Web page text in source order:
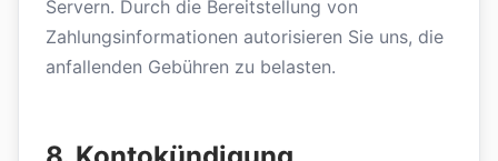
Servern. Durch die Bereitstellung von
Zahlungsinformationen autorisieren Sie uns, die
anfallenden Gebühren zu belasten.